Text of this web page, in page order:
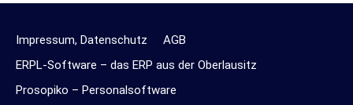
Impressum, Datenschutz
AGB
ERPL-Software – das ERP aus der Oberlausitz
Prosopiko – Personalsoftware